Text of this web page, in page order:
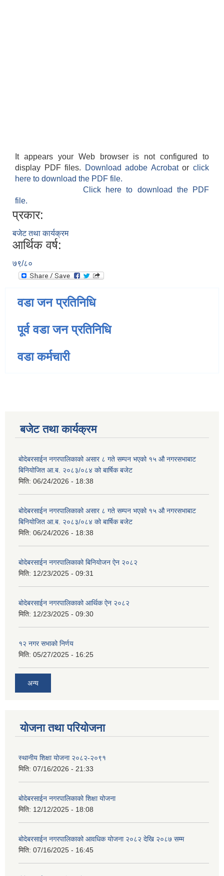
It appears your Web browser is not configured to
display PDF files.
Download adobe Acrobatorclick
here to download the PDF file.
Click here to download the PDF
file.
प्रकार:
बजेट तथा कार्यक्रम
आर्थिक वर्ष:
७९/८०
वडा जन प्रतिनिधि
पूर्व वडा जन प्रतिनिधि
वडा कर्मचारी
बजेट तथा कार्यक्रम
बोदेबरसाईन नगरपालिकाको असार ८ गते सम्पन भएको १५ ‍‍‍औ नगरसभाबाट
बिनियोजित आ.ब. २०८३/०८४ को बार्षिक बजेट
मिति: 06/24/2026 - 18:38
बोदेबरसाईन नगरपालिकाको असार ८ गते सम्पन भएको १५ ‍‍‍औ नगरसभाबाट
बिनियोजित आ.ब. २०८३/०८४ को बार्षिक बजेट
मिति: 06/24/2026 - 18:38
बोदेबरसाईन नगरपालिकाको बिनियोजन ऐन २०८२
मिति: 12/23/2025 - 09:31
बोदेबरसाईन नगरपालिकाको आर्थिक ऐन २०८२
मिति: 12/23/2025 - 09:30
१२ नगर सभाको निर्णय
मिति: 05/27/2025 - 16:25
अन्य
योजना तथा परियोजना
स्थानीय शिक्षा योजना २०८२-२०९१
मिति: 07/16/2026 - 21:33
बोदेबरसाईन नगरपालिकाको शिक्षा योजना
मिति: 12/12/2025 - 18:08
बोदेबरसाईन नगरपालिकाको आवधिक योजना २०८२ देखि २०८७ सम्म
मिति: 07/16/2025 - 16:45